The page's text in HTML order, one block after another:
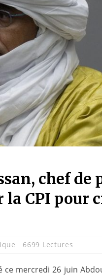
chef de
CPI pour
6699 Lectures
mercredi 26 juin